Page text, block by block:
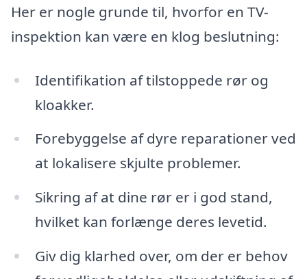
Her er nogle grunde til, hvorfor en TV-
inspektion kan være en klog beslutning:
Identifikation af tilstoppede rør og
kloakker.
Forebyggelse af dyre reparationer ved
at lokalisere skjulte problemer.
Sikring af at dine rør er i god stand,
hvilket kan forlænge deres levetid.
Giv dig klarhed over, om der er behov